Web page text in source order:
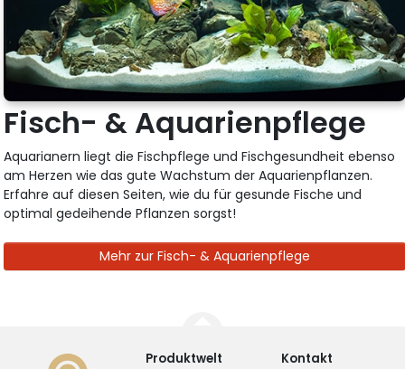
Fisch- & Aquarienpflege
Aquarianern liegt die Fischpflege und Fischgesundheit ebenso
am Herzen wie das gute Wachstum der Aquarienpflanzen.
Erfahre auf diesen Seiten, wie du für gesunde Fische und
optimal gedeihende Pflanzen sorgst!
Mehr zur Fisch- & Aquarienpflege
Produktwelt Kontakt